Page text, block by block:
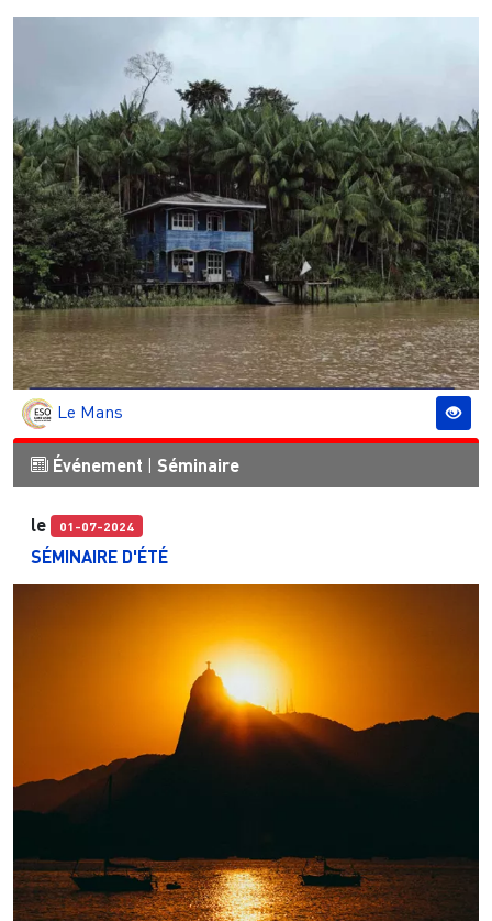
Le Mans
Événement | Séminaire
le 01-07-2024
SÉMINAIRE D'ÉTÉ